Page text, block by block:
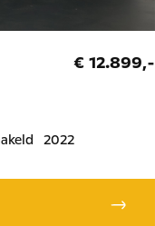
€ 12.899,-
2022